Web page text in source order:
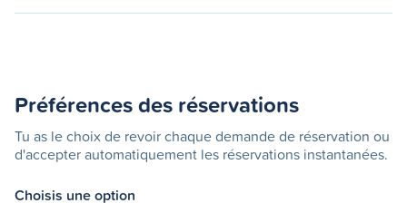
Préférences des réservations
Tu as le choix de revoir chaque demande de réservation ou
d'accepter automatiquement les réservations instantanées.
Choisis une option